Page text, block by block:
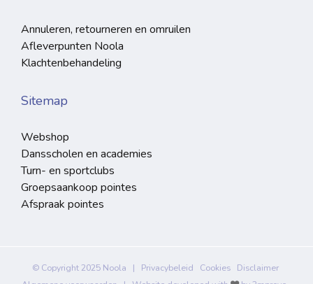
Annuleren, retourneren en omruilen
Afleverpunten Noola
Klachtenbehandeling
Sitemap
Webshop
Dansscholen en academies
Turn- en sportclubs
Groepsaankoop pointes
Afspraak pointes
© Copyright 2025 Noola | Privacybeleid Cookies
Disclaimer